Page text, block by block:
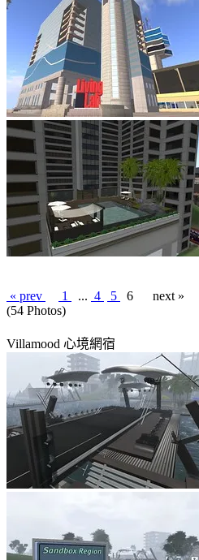
« prev 1 ... 4 5 6
next »
(54 Photos)
Villamood 心境網宿